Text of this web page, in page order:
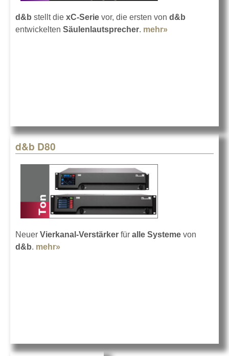
d&b stellt die xC-Serie vor, die ersten von d&b
entwickelten Säulenlautsprecher. mehr»
d&b D80
Neuer Vierkanal-Verstärker für alle Systeme von
d&b. mehr»